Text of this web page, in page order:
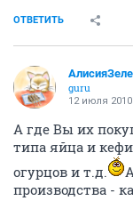
ОТВЕТИТЬ
guru
12 июля 2010
А где Вы их
типа яйца и
огурцов и т.д.
производства -